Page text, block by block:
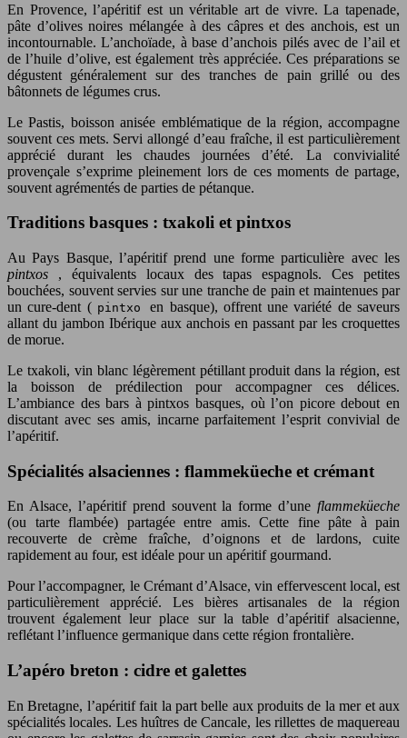
En Provence, l’apéritif est un véritable art de vivre. La tapenade,
pâte d’olives noires mélangée à des câpres et des anchois, est un
incontournable. L’anchoïade, à base d’anchois pilés avec de l’ail et
de l’huile d’olive, est également très appréciée. Ces préparations se
dégustent généralement sur des tranches de pain grillé ou des
bâtonnets de légumes crus.
Le Pastis, boisson anisée emblématique de la région, accompagne
souvent ces mets. Servi allongé d’eau fraîche, il est particulièrement
apprécié durant les chaudes journées d’été. La convivialité
provençale s’exprime pleinement lors de ces moments de partage,
souvent agrémentés de parties de pétanque.
Traditions basques : txakoli et pintxos
Au Pays Basque, l’apéritif prend une forme particulière avec les
pintxos , équivalents locaux des tapas espagnols. Ces petites
bouchées, souvent servies sur une tranche de pain et maintenues par
un cure-dent ( pintxoen basque), offrent une variété de saveurs
allant du jambon Ibérique aux anchois en passant par les croquettes
de morue.
Le txakoli, vin blanc légèrement pétillant produit dans la région, est
la boisson de prédilection pour accompagner ces délices.
L’ambiance des bars à pintxos basques, où l’on picore debout en
discutant avec ses amis, incarne parfaitement l’esprit convivial de
l’apéritif.
Spécialités alsaciennes : flammeküeche et crémant
En Alsace, l’apéritif prend souvent la forme d’une flammeküeche
(ou tarte flambée) partagée entre amis. Cette fine pâte à pain
recouverte de crème fraîche, d’oignons et de lardons, cuite
rapidement au four, est idéale pour un apéritif gourmand.
Pour l’accompagner, le Crémant d’Alsace, vin effervescent local, est
particulièrement apprécié. Les bières artisanales de la région
trouvent également leur place sur la table d’apéritif alsacienne,
reflétant l’influence germanique dans cette région frontalière.
L’apéro breton : cidre et galettes
En Bretagne, l’apéritif fait la part belle aux produits de la mer et aux
spécialités locales. Les huîtres de Cancale, les rillettes de maquereau